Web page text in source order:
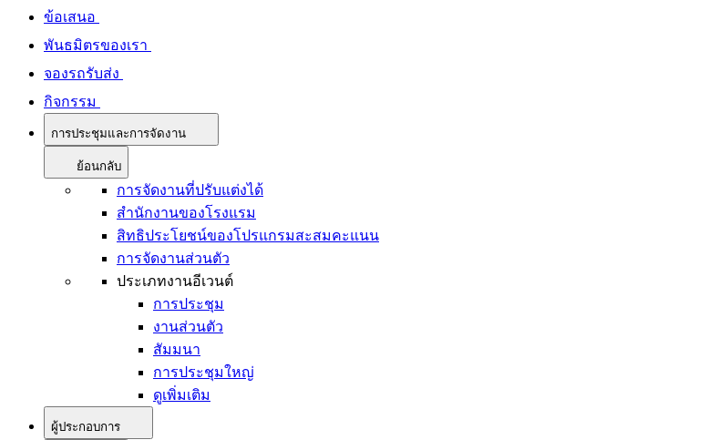
ข้อเสนอ
พันธมิตรของเรา
จองรถรับส่ง
กิจกรรม
การประชุมและการจัดงาน
ย้อนกลับ
การจัดงานที่ปรับแต่งได้
สำนักงานของโรงแรม
สิทธิประโยชน์ของโปรแกรมสะสมคะแนน
การจัดงานส่วนตัว
ประเภทงานอีเวนต์
การประชุม
งานส่วนตัว
สัมมนา
การประชุมใหญ่
ดูเพิ่มเติม
ผู้ประกอบการ